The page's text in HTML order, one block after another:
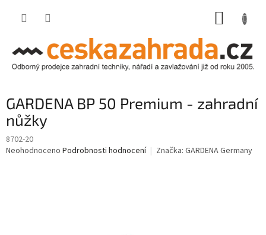
GARDENA BP 50 Premium - zahradní
nůžky
8702-20
Průměrné
Neohodnoceno Podrobnosti hodnocení Značka: GARDENA Germany